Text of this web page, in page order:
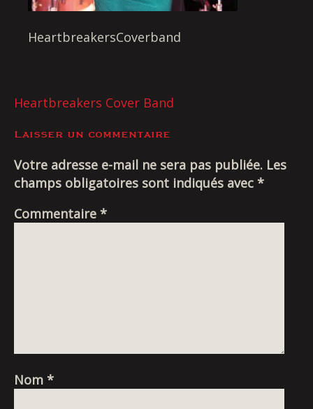
Livraison
HeartbreakersCoverband
NAVIGATION
DE
L’ARTICLE
Heartbreakers Cover Band
Laisser un commentaire
Votre adresse e-mail ne sera pas publiée. Les
champs obligatoires sont indiqués avec *
Commentaire *
Nom *